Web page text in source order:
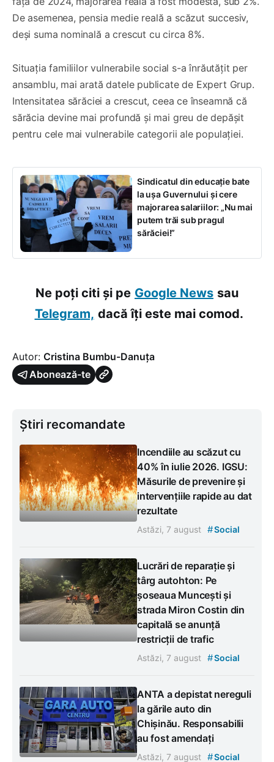
De asemenea, pensia medie reală a scăzut succesiv,
deși suma nominală a crescut cu circa 8%.
Situația familiilor vulnerabile social s-a înrăutățit per
ansamblu, mai arată datele publicate de Expert Grup.
Intensitatea sărăciei a crescut, ceea ce înseamnă că
sărăcia devine mai profundă și mai greu de depășit
pentru cele mai vulnerabile categorii ale populației.
Sindicatul din educație bate
la ușa Guvernului și cere
majorarea salariilor: „Nu mai
putem trăi sub pragul
sărăciei!”
Ne poți citi și pe Google News sau
Telegram, dacă îți este mai comod.
Autor: Cristina Bumbu-Danuța
Abonează-te
Știri recomandate
Incendiile au scăzut cu
40% în iulie 2026. IGSU:
Măsurile de prevenire și
intervențiile rapide au dat
rezultate
Astăzi, 7 august #Social
Lucrări de reparație și
târg autohton: Pe
șoseaua Muncești și
strada Miron Costin din
capitală se anunță
restricții de trafic
Astăzi, 7 august #Social
ANTA a depistat nereguli
la gările auto din
Chișinău. Responsabilii
au fost amendați
Astăzi, 7 august #Social